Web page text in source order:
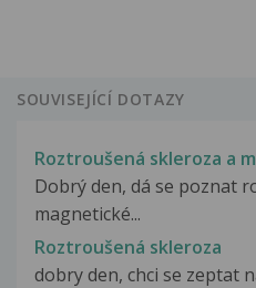
SOUVISEJÍCÍ DOTAZY
Roztroušená skleroza a
Dobrý den, dá se poznat
magnetické...
Roztroušená skleroza
dobry den, chci se zeptat